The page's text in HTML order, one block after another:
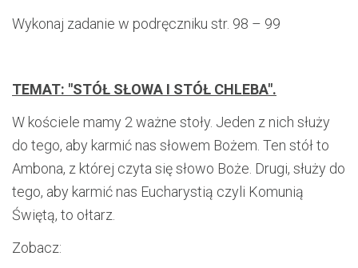
Wykonaj zadanie w podręczniku str. 98 – 99
TEMAT: "STÓŁ SŁOWA I STÓŁ CHLEBA".
W kościele mamy 2 ważne stoły. Jeden z nich służy
do tego, aby karmić nas słowem Bożem. Ten stół to
Ambona, z której czyta się słowo Boże. Drugi, służy do
tego, aby karmić nas Eucharystią czyli Komunią
Świętą, to ołtarz.
Zobacz: